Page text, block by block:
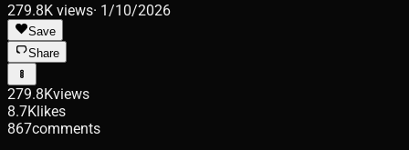
279.8K views· 1/10/2026
Save
Share
279.8Kviews
8.7Klikes
867comments